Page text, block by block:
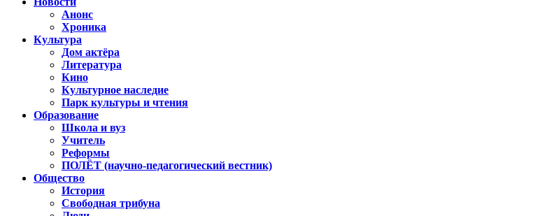
Анонс
Хроника
Культура
Дом актёра
Литература
Кино
Культурное наследие
Парк культуры и чтения
Образование
Школа и вуз
Учитель
Реформы
ПОЛЁТ (научно-педагогический вестник)
Общество
История
Свободная трибуна